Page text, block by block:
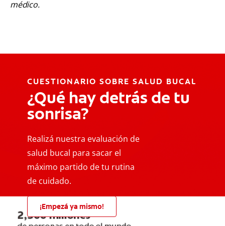
médico.
CUESTIONARIO SOBRE SALUD BUCAL
¿Qué hay detrás de tu
sonrisa?
Realizá nuestra evaluación de
salud bucal para sacar el
máximo partido de tu rutina
de cuidado.
¡Empezá ya mismo!